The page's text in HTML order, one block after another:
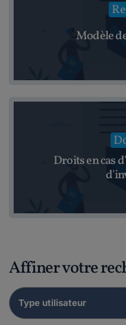
Modèle
Droits en cas
Affiner votre